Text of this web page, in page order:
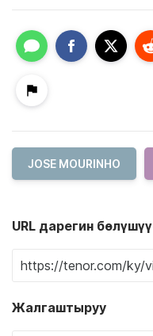
JOSE MOURINHO
URL дарегин бөлүшүү
Жалгаштыруу